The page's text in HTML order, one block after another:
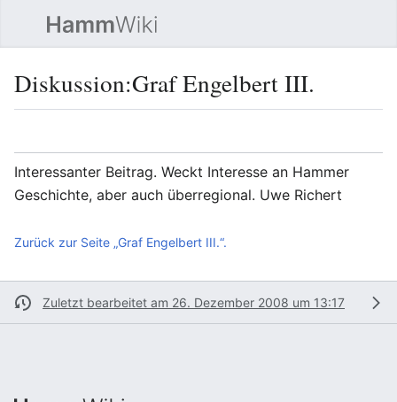
Diskussion:Graf Engelbert III.
Interessanter Beitrag. Weckt Interesse an Hammer
Geschichte, aber auch überregional. Uwe Richert
Zurück zur Seite „Graf Engelbert III.“.
Zuletzt bearbeitet am 26. Dezember 2008 um 13:17